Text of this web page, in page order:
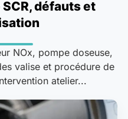
défauts et
NOx, pompe doseuse,
valise et procédure de
atelier...